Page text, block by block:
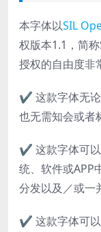
本字体以SIL
权版本1.1，简
授权的自由度非
✔ 这款字体无论
也无需知会或者
✔ 这款字体可以
统、软件或APP
分发以及／或一
✔ 这款字体可以